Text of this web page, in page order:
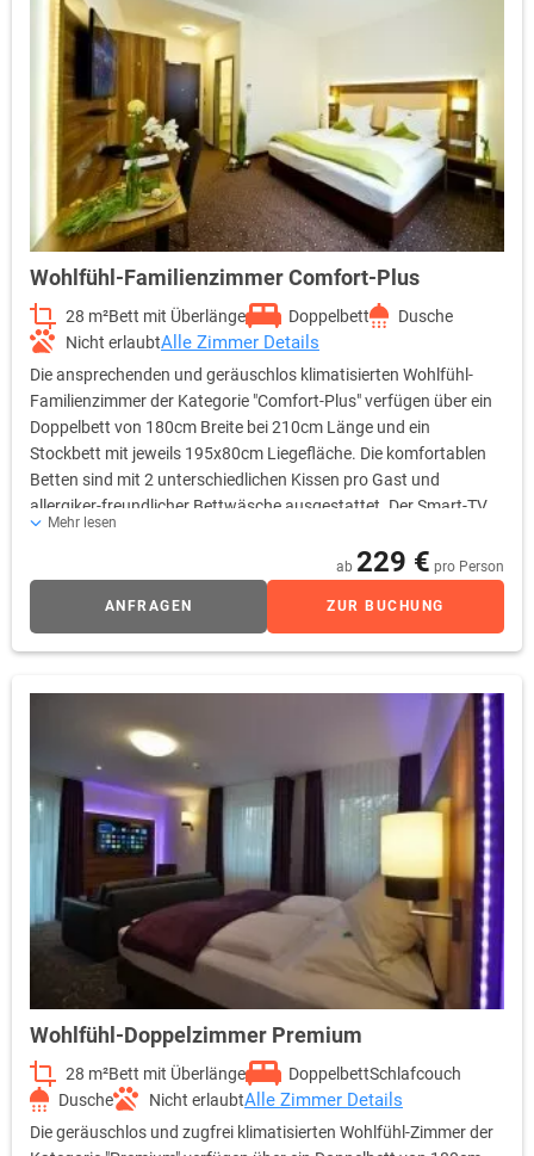
Bereich zur Verfügung. Alle Hotelzimmer der Kategorie Superior
sind Nichtraucher-Zimmer. Auf den Balkonen stehen
Aschenbecher bereit.
Wohlfühl-Familienzimmer Comfort-Plus
28 m²Bett mit Überlänge Doppelbett
Dusche
Nicht erlaubtAlle Zimmer Details
Die ansprechenden und geräuschlos klimatisierten Wohlfühl-
Familienzimmer der Kategorie "Comfort-Plus" verfügen über ein
Doppelbett von 180cm Breite bei 210cm Länge und ein
Stockbett mit jeweils 195x80cm Liegefläche. Die komfortablen
Betten sind mit 2 unterschiedlichen Kissen pro Gast und
allergiker-freundlicher Bettwäsche ausgestattet. Der Smart-TV
bietet bequemen Internetzugang vom Bett aus. Verschiedene
direkte und indirekte Beleuchtungselemente bieten jedem Gast
die passende Wohlfühl-Atmosphäre. Das sehr moderne
Badezimmer hat eine großzügige Glas-Dusche von 160cm
Länge, einen Handtuchwärmer sowie einen großen Spiegel und
maximal 2 Erwachsenen und 2 Kindern bis 17 Jahren belegt
werden. Ein gigabit-schneller Internetzugang über WLAN steht in
allen Zimmerkategorien und im öffentlichen Bereich zur
Verfügung. Alle Hotelzimmer der Kategorie Comfort sind
Nichtraucher-Zimmer. Im Zimmer und auch am Fenster darf
nicht geraucht werden.
Mehr lesen
ab 229 € pro Person
ANFRAGEN ZUR BUCHUNG
Wohlfühl-Doppelzimmer Premium
28 m²Bett mit Überlänge DoppelbettSchlafcouch
Dusche
Nicht erlaubtAlle Zimmer Details
Die geräuschlos und zugfrei klimatisierten Wohlfühl-Zimmer der